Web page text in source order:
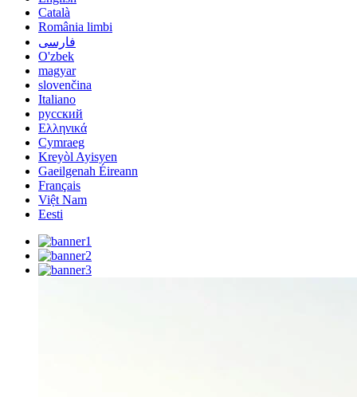
Català
România limbi
فارسی
O'zbek
magyar
slovenčina
Italiano
русский
Ελληνικά
Cymraeg
Kreyòl Ayisyen
Gaeilgenah Éireann
Français
Việt Nam
Eesti